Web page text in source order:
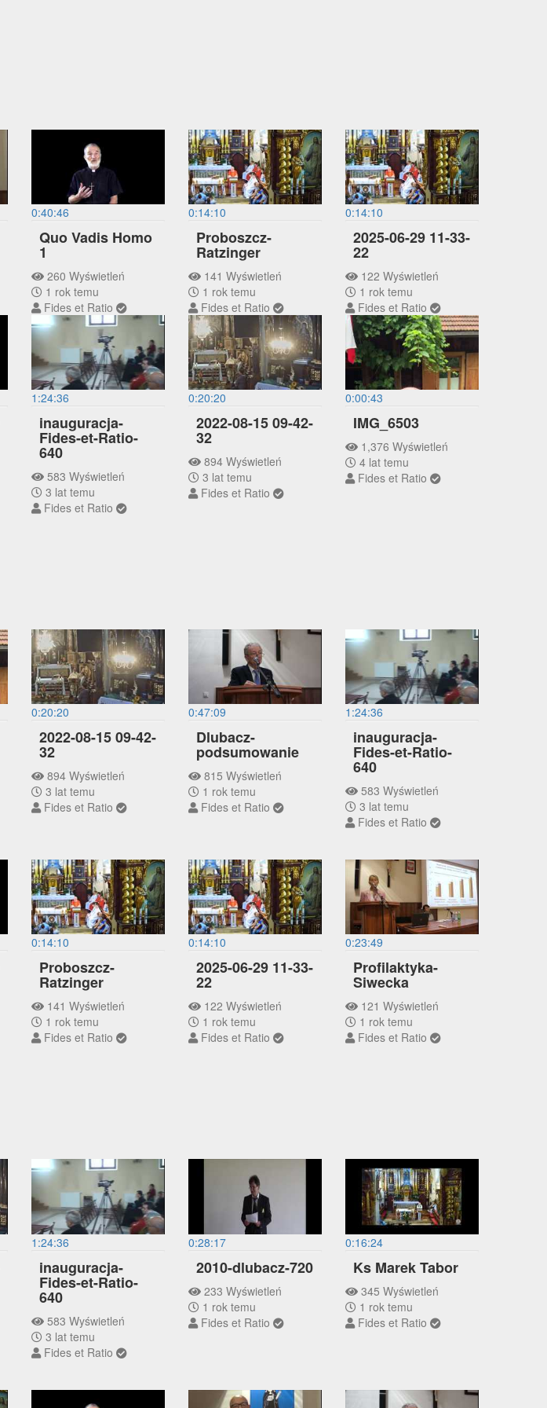
0:40:46
Quo Vadis Homo
1
260 Wyświetleń
1 rok temu
Fides et Ratio
0:14:10
Proboszcz-
Ratzinger
141 Wyświetleń
1 rok temu
Fides et Ratio
0:14:10
2025-06-29 11-33-
22
122 Wyświetleń
1 rok temu
Fides et Ratio
1:24:36
inauguracja-
Fides-et-Ratio-
640
583 Wyświetleń
3 lat temu
Fides et Ratio
0:20:20
2022-08-15 09-42-
32
894 Wyświetleń
3 lat temu
Fides et Ratio
0:00:43
IMG_6503
1,376 Wyświetleń
4 lat temu
Fides et Ratio
0:20:20
2022-08-15 09-42-
32
894 Wyświetleń
3 lat temu
Fides et Ratio
0:47:09
Dlubacz-
podsumowanie
815 Wyświetleń
1 rok temu
Fides et Ratio
1:24:36
inauguracja-
Fides-et-Ratio-
640
583 Wyświetleń
3 lat temu
Fides et Ratio
0:14:10
Proboszcz-
Ratzinger
141 Wyświetleń
1 rok temu
Fides et Ratio
0:14:10
2025-06-29 11-33-
22
122 Wyświetleń
1 rok temu
Fides et Ratio
0:23:49
Profilaktyka-
Siwecka
121 Wyświetleń
1 rok temu
Fides et Ratio
1:24:36
inauguracja-
Fides-et-Ratio-
640
583 Wyświetleń
3 lat temu
Fides et Ratio
0:28:17
2010-dlubacz-720
233 Wyświetleń
1 rok temu
Fides et Ratio
0:16:24
Ks Marek Tabor
345 Wyświetleń
1 rok temu
Fides et Ratio